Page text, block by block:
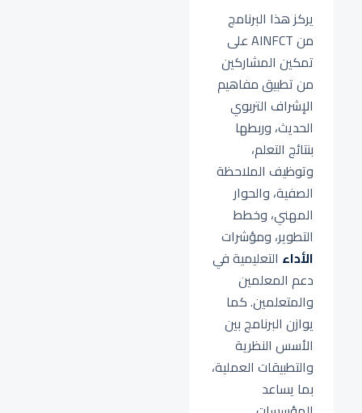
يركز هذا البرنامج
من AINFCT على
تمكين المشاركين
من تطبيق مفاهيم
الإشراف التربوي
الحديث، وربطها
بنتائج التعلم،
وتوظيف الملاحظة
الصفية، والحوار
المهني، وخطط
التطوير، ومؤشرات
الأداء التعليمية في
دعم المعلمين
والمتعلمين. كما
يوازن البرنامج بين
الأسس النظرية
والتطبيقات العملية،
بما يساعد